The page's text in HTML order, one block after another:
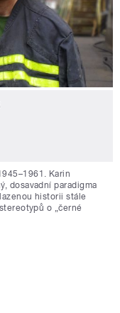
Karin
dosavadní paradigma
historii stále
o „černé